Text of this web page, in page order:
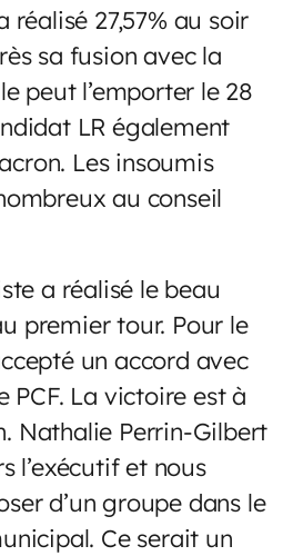
réalisé 27,57% au soir
sa fusion avec la
peut l’emporter le 28
LR également
Les insoumis
au conseil
a réalisé le beau
premier tour. Pour le
un accord avec
PCF. La victoire est à
Nathalie Perrin-Gilbert
l’exécutif et nous
d’un groupe dans le
Ce serait un